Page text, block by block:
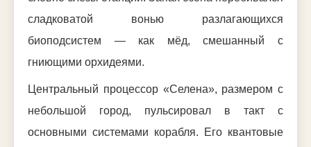
сладковатой вонью разлагающихся
биоподсистем — как мёд, смешанный с
гниющими орхидеями.
Центральный процессор «Селена», размером с
небольшой город, пульсировал в такт с
основными системами корабля. Его квантовые